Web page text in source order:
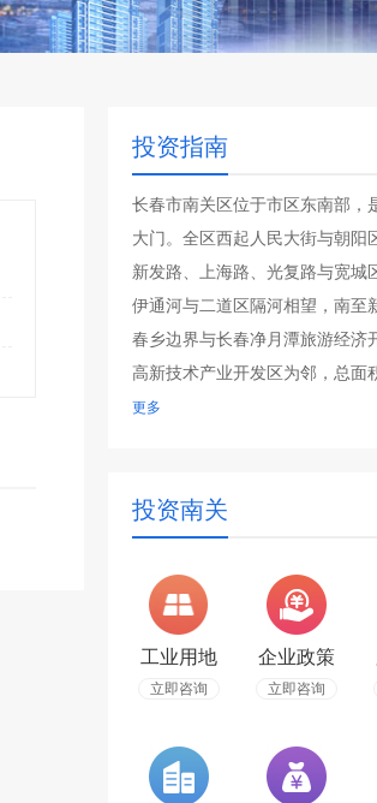
投资指南
长春市南关区位于市区东南部，
大门。全区西起人民大街与朝阳
新发路、上海路、光复路与宽城
伊通河与二道区隔河相望，南至
春乡边界与长春净月潭旅游经济
高新技术产业开发区为邻，总面
更多
投资南关
工业用地
立即咨询
企业政策
立即咨询